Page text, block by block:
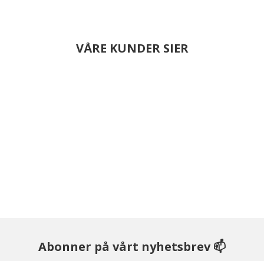
VÅRE KUNDER SIER
Abonner på vårt nyhetsbrev 📫